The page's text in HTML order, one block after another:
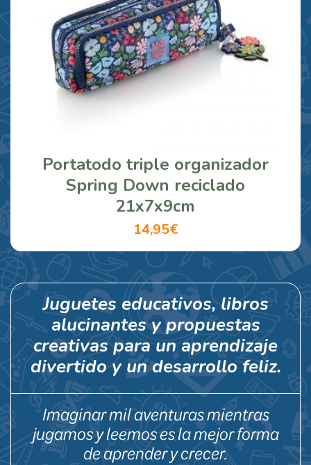
Portatodo triple organizador
Spring Down reciclado
21x7x9cm
14,95€
Juguetes educativos, libros
alucinantes y propuestas
creativas para un aprendizaje
divertido y un desarrollo feliz.
Imaginar mil aventuras mientras
jugamos y leemos es la mejor forma
de aprender y crecer.